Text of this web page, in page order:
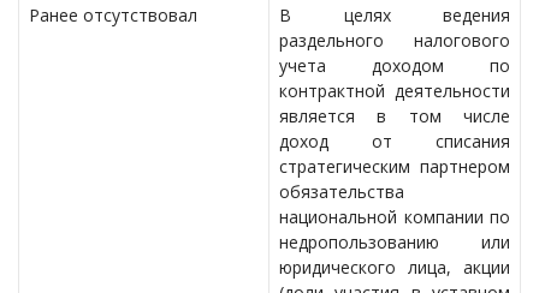
Ранее отсутствовал
В целях ведения
раздельного налогового
учета доходом по
контрактной деятельности
является в том числе
доход от списания
стратегическим партнером
обязательства
национальной компании по
недропользованию или
юридического лица, акции